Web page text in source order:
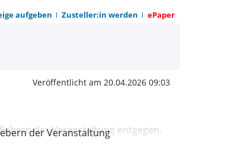
aufgeben Zusteller:in werden ePaper
|
Veröffentlicht am 20.04.2026 09:03
der Veranstaltung